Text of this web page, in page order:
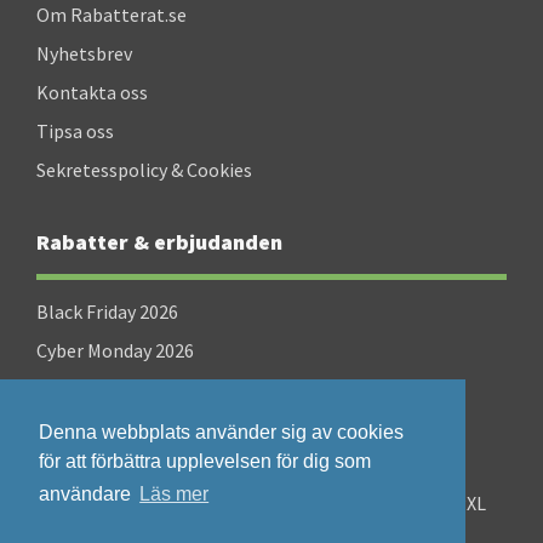
Denna webbplats använder sig av cookies
för att förbättra upplevelsen för dig som
användare Läs mer
Om Rabatterat.se
Nyhetsbrev
Kontakta oss
Tipsa oss
Sekretesspolicy & Cookies
Rabatter & erbjudanden
Black Friday 2026
Cyber Monday 2026
©2008-2026 Rabatterat.se - en sajt som drivs av PXL